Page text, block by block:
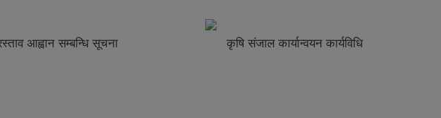
कृषि संजाल कार्यान्वयन कार्यविधि
मनोसामाजिक परामर्शकर्ता पदको